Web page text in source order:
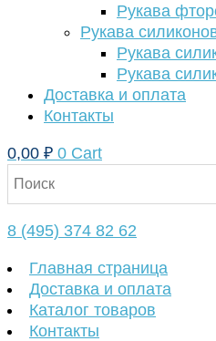
Рукава
Рукава
Рукава
Рукава
Доставка и оплата
Контакты
0,00 ₽ 0 Cart
8 (495) 374 82 62
Главная страница
Доставка и оплата
Каталог товаров
Контакты